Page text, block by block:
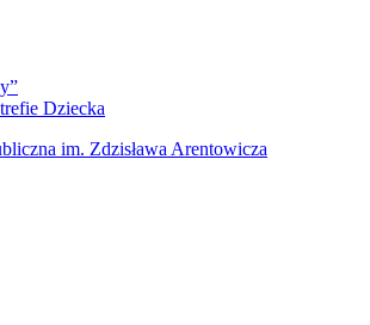
Dziecka
im. Zdzisława Arentowicza